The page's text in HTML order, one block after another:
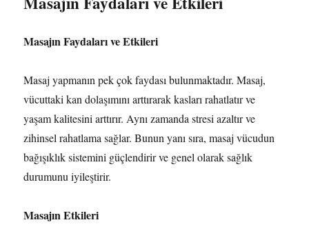
Masajın Faydaları ve Etkileri
Masaj yapmanın pek çok faydası bulunmaktadır. Masaj,
vücuttaki kan dolaşımını arttırarak kasları rahatlatır ve
yaşam kalitesini arttırır. Aynı zamanda stresi azaltır ve
zihinsel rahatlama sağlar. Bunun yanı sıra, masaj vücudun
bağışıklık sistemini güçlendirir ve genel olarak sağlık
durumunu iyileştirir.
Masajın Etkileri